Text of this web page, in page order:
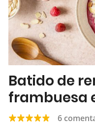
Batido de
frambuesa
6